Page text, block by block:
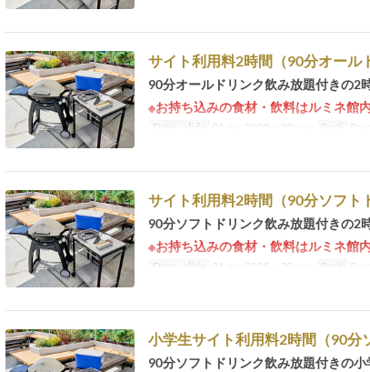
サイト利用料2時間（90分オール
90分オールドリンク飲み放題付きの2
※お持ち込みの食材・飲料はルミネ館
Date valide 01 apr 2025 ~ 30 nov Pasti
サイト利用料2時間（90分ソフト
90分ソフトドリンク飲み放題付きの2
※お持ち込みの食材・飲料はルミネ館
Date valide 01 apr 2025 ~ 30 nov Pasti
小学生サイト利用料2時間（90分
90分ソフトドリンク飲み放題付きの